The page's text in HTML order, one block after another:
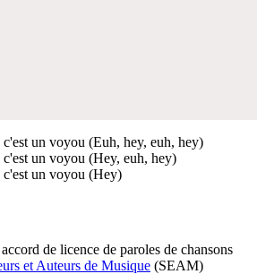
un voyou (Euh, hey, euh, hey)
un voyou (Hey, euh, hey)
un voyou (Hey)
de licence de paroles de chansons
et Auteurs de Musique (SEAM)